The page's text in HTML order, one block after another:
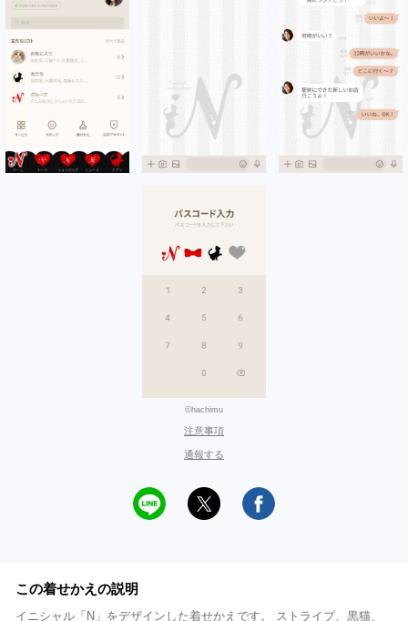
©hachimu
注意事項
通報する
この着せかえの説明
イニシャル「N」をデザインした着せかえです。 ストライプ、黒猫、